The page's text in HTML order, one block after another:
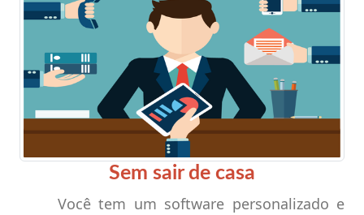
Sem sair de casa
Você tem um software personalizado e